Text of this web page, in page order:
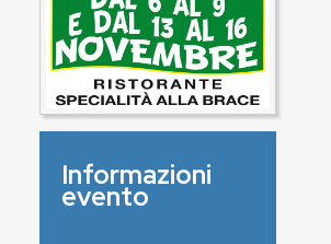
Informazioni
evento